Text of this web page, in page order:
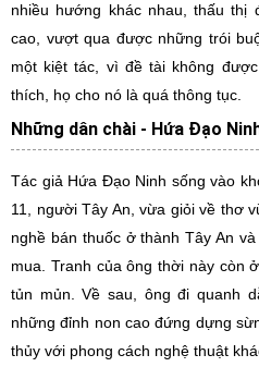
nhiều hướng khác nhau, thấu
cao, vượt qua được những trói
một kiệt tác, vì đề tài không
thích, họ cho nó là quá thông tục.
Những dân chài - Hứa Đạo
Tác giả Hứa Đạo Ninh sống vào
11, người Tây An, vừa giỏi về thơ
nghề bán thuốc ở thành Tây An
mua. Tranh của ông thời này còn
tủn mủn. Về sau, ông đi quanh
những đỉnh non cao đứng dựng
thủy với phong cách nghệ thuật